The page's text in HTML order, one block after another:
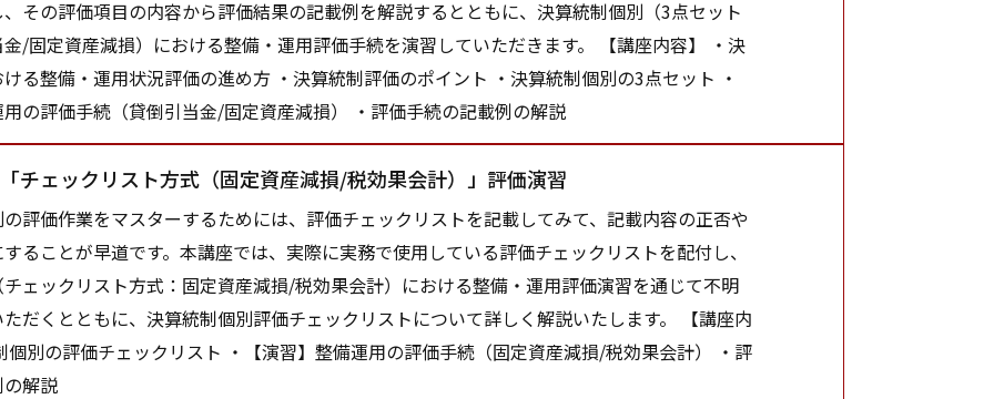
その評価項目の内容から評価結果の記載例を解説するとともに、決算統制個別（3点セット
/固定資産減損）における整備・運用評価手続を演習していただきます。 【講座内容】 ・決
る整備・運用状況評価の進め方 ・決算統制評価のポイント ・決算統制個別の3点セット ・
用の評価手続（貸倒引当金/固定資産減損） ・評価手続の記載例の解説
チェックリスト方式（固定資産減損/税効果会計）」評価演習
評価作業をマスターするためには、評価チェックリストを記載してみて、記載内容の正否や
ることが早道です。本講座では、実際に実務で使用している評価チェックリストを配付し、
ェックリスト方式：固定資産減損/税効果会計）における整備・運用評価演習を通じて不明
だくとともに、決算統制個別評価チェックリストについて詳しく解説いたします。 【講座内
個別の評価チェックリスト ・【演習】整備運用の評価手続（固定資産減損/税効果会計） ・評
解説